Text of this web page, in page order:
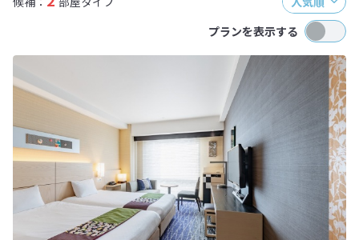
プランを表示する